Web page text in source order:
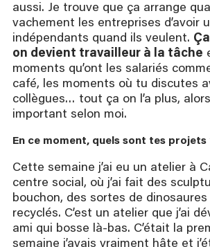
aussi. Je trouve que ça arrange
vachement les entreprises d’avoir
indépendants quand ils veulent.
on devient travailleur à la tâche
moments qu’ont les salariés
café, les moments où tu discutes
collègues… tout ça on l’a plus,
important selon moi.
En ce moment, quels sont tes projets
Cette semaine j’ai eu un atelier à
centre social, où j’ai fait des
bouchon, des sortes de
recyclés. C’est un atelier que j’ai
ami qui bosse là-bas. C’était la
semaine j’avais vraiment hâte et